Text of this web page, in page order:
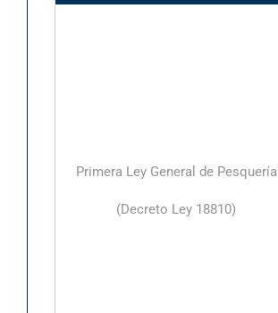
Primera Ley General de Pesquería
(Decreto Ley 18810)